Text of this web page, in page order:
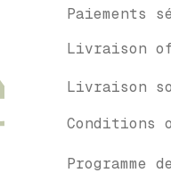
Paiements
Livraison
Livraison
Conditions